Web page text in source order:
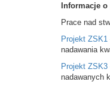
Informacje o
Prace nad
Projekt ZSK1
nadawania
Projekt ZSK3
nadawanych